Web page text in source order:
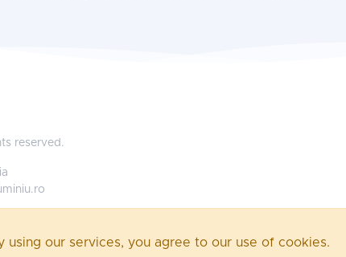
reserved.
using our services, you agree to our use of cookies.